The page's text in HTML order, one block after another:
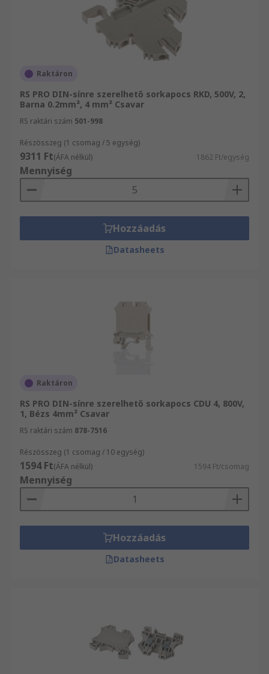
Raktáron
RS PRO DIN-sínre szerelhető sorkapocs RKD, 500V, 2,
Barna 0.2mm², 4 mm² Csavar
RS raktári szám 501-998
Részösszeg (1 csomag / 5 egység)
9311 Ft(ÁFA nélkül) 1862 Ft/egység
Mennyiség
Hozzáadás
Datasheets
Raktáron
RS PRO DIN-sínre szerelhető sorkapocs CDU 4, 800V,
1, Bézs 4mm² Csavar
RS raktári szám 878-7516
Részösszeg (1 csomag / 10 egység)
1594 Ft(ÁFA nélkül) 1594 Ft/csomag
Mennyiség
Hozzáadás
Datasheets